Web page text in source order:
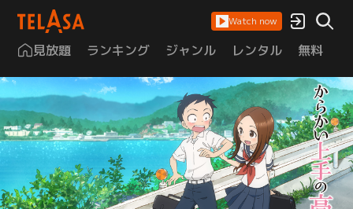
Watch now
見放題 ランキング ジャンル レンタル 無料